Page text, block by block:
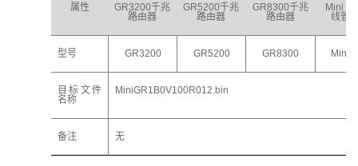
属性
GR3200千兆
路由器
GR5200千兆
路由器
GR8300千兆
路由器
Mini
线管
型号 GR3200 GR5200 GR8300 Mini
目标文件
名称
MiniGR1B0V100R012.bin
备注 无